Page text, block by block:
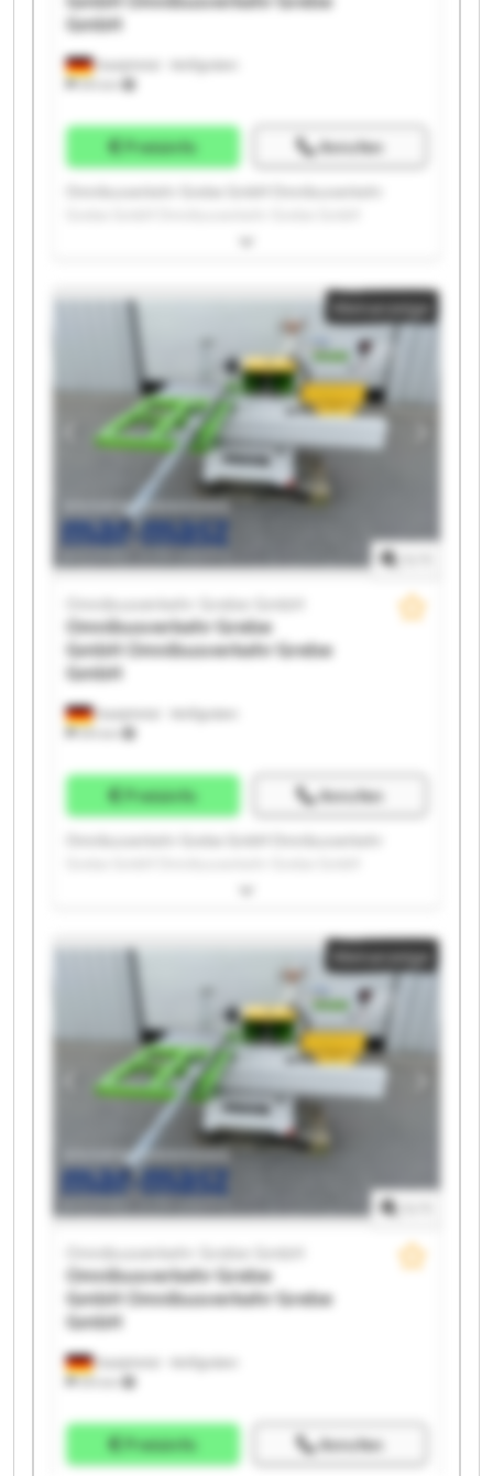
Dautphetal - Wolfgruben
574 km
GmbH
Preisinfo Anrufen
Omnibusverkehr Grebe GmbH Omnibusverkehr
Omnibusverkehr Grebe GmbH Omnibusverkehr
Grebe GmbH Omnibusverkehr Grebe GmbH
Omnibusverkehr Grebe GmbH Omnibusverkehr
Grebe GmbH Omnibusverkehr Grebe GmbH
Omnibusverkehr Grebe GmbH Omnibusverkehr
Grebe GmbH Omnibusverkehr Grebe GmbH
Omnibusverkehr Grebe GmbH Omnibusverkehr
Grebe GmbH Omnibusverkehr Grebe GmbH
Omnibusverkehr Grebe GmbH Omnibusverkehr
Grebe GmbH
Kleinanzeige
Dautphetal - Wolfgruben
574 km
Omnibusverkehr Grebe
GmbH Omnibusverkehr Grebe
GmbH
Preisinfo Anrufen
Omnibusverkehr Grebe GmbH Omnibusverkehr
Omnibusverkehr Grebe GmbH Omnibusverkehr
Grebe GmbH Omnibusverkehr Grebe GmbH
Omnibusverkehr Grebe GmbH Omnibusverkehr
Grebe GmbH Omnibusverkehr Grebe GmbH
Omnibusverkehr Grebe GmbH Omnibusverkehr
Grebe GmbH Omnibusverkehr Grebe GmbH
Omnibusverkehr Grebe GmbH Omnibusverkehr
Grebe GmbH Omnibusverkehr Grebe GmbH
Omnibusverkehr Grebe GmbH Omnibusverkehr
Grebe GmbH
Kleinanzeige
Dautphetal - Wolfgruben
574 km
Omnibusverkehr Grebe
GmbH Omnibusverkehr Grebe
GmbH
Preisinfo Anrufen